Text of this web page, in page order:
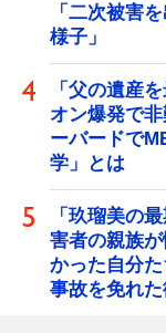
「二次被害
様子」
「父の遺産
オン爆発で
ーバードで
学」とは
「玖瑠美の
害者の親族
かった自分
事故を免れ